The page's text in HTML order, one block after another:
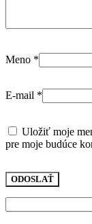
Meno *
E-mail *
Uložiť moje
pre moje budúce